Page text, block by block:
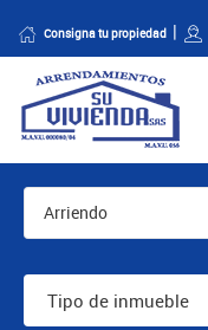
Consigna tu propiedad
Tipo de inmueble